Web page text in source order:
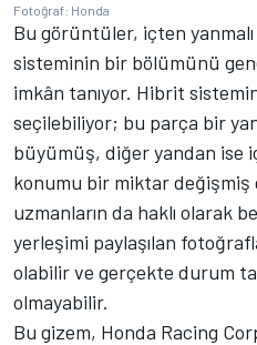
Fotoğraf: Honda
Bu görüntüler, içten
sisteminin bir bölümünü
imkân tanıyor. Hibrit
seçilebiliyor; bu parça bir
büyümüş, diğer yandan ise
konumu bir miktar
uzmanların da haklı olarak
yerleşimi paylaşılan
olabilir ve gerçekte durum
olmayabilir.
Bu gizem, Honda Racing